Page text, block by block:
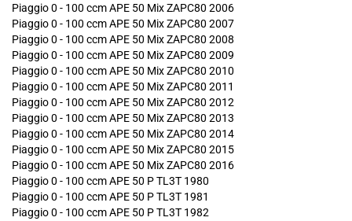
Piaggio 0 - 100 ccm APE 50 Mix ZAPC80 2006
Piaggio 0 - 100 ccm APE 50 Mix ZAPC80 2007
Piaggio 0 - 100 ccm APE 50 Mix ZAPC80 2008
Piaggio 0 - 100 ccm APE 50 Mix ZAPC80 2009
Piaggio 0 - 100 ccm APE 50 Mix ZAPC80 2010
Piaggio 0 - 100 ccm APE 50 Mix ZAPC80 2011
Piaggio 0 - 100 ccm APE 50 Mix ZAPC80 2012
Piaggio 0 - 100 ccm APE 50 Mix ZAPC80 2013
Piaggio 0 - 100 ccm APE 50 Mix ZAPC80 2014
Piaggio 0 - 100 ccm APE 50 Mix ZAPC80 2015
Piaggio 0 - 100 ccm APE 50 Mix ZAPC80 2016
Piaggio 0 - 100 ccm APE 50 P TL3T 1980
Piaggio 0 - 100 ccm APE 50 P TL3T 1981
Piaggio 0 - 100 ccm APE 50 P TL3T 1982